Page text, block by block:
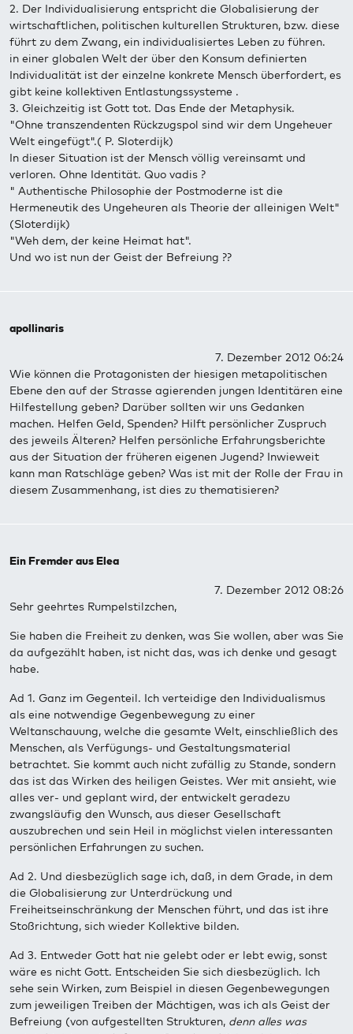
2. Der Individualisierung entspricht die Globalisierung der
wirtschaftlichen, politischen kulturellen Strukturen, bzw. diese
führt zu dem Zwang, ein individualisiertes Leben zu führen.
in einer globalen Welt der über den Konsum definierten
Individualität ist der einzelne konkrete Mensch überfordert, es
gibt keine kollektiven Entlastungssysteme .
3. Gleichzeitig ist Gott tot. Das Ende der Metaphysik.
"Ohne transzendenten Rückzugspol sind wir dem Ungeheuer
Welt eingefügt".( P. Sloterdijk)
In dieser Situation ist der Mensch völlig vereinsamt und
verloren. Ohne Identität. Quo vadis ?
" Authentische Philosophie der Postmoderne ist die
Hermeneutik des Ungeheuren als Theorie der alleinigen Welt"
(Sloterdijk)
"Weh dem, der keine Heimat hat".
Und wo ist nun der Geist der Befreiung ??
apollinaris
7. Dezember 2012 06:24
Wie können die Protagonisten der hiesigen metapolitischen
Ebene den auf der Strasse agierenden jungen Identitären eine
Hilfestellung geben? Darüber sollten wir uns Gedanken
machen. Helfen Geld, Spenden? Hilft persönlicher Zuspruch
des jeweils Älteren? Helfen persönliche Erfahrungsberichte
aus der Situation der früheren eigenen Jugend? Inwieweit
kann man Ratschläge geben? Was ist mit der Rolle der Frau in
diesem Zusammenhang, ist dies zu thematisieren?
Ein Fremder aus Elea
7. Dezember 2012 08:26
Sehr geehrtes Rumpelstilzchen,
Sie haben die Freiheit zu denken, was Sie wollen, aber was Sie
da aufgezählt haben, ist nicht das, was ich denke und gesagt
habe.
Ad 1. Ganz im Gegenteil. Ich verteidige den Individualismus
als eine notwendige Gegenbewegung zu einer
Weltanschauung, welche die gesamte Welt, einschließlich des
Menschen, als Verfügungs- und Gestaltungsmaterial
betrachtet. Sie kommt auch nicht zufällig zu Stande, sondern
das ist das Wirken des heiligen Geistes. Wer mit ansieht, wie
alles ver- und geplant wird, der entwickelt geradezu
zwangsläufig den Wunsch, aus dieser Gesellschaft
auszubrechen und sein Heil in möglichst vielen interessanten
persönlichen Erfahrungen zu suchen.
Ad 2. Und diesbezüglich sage ich, daß, in dem Grade, in dem
die Globalisierung zur Unterdrückung und
Freiheitseinschränkung der Menschen führt, und das ist ihre
Stoßrichtung, sich wieder Kollektive bilden.
Ad 3. Entweder Gott hat nie gelebt oder er lebt ewig, sonst
wäre es nicht Gott. Entscheiden Sie sich diesbezüglich. Ich
sehe sein Wirken, zum Beispiel in diesen Gegenbewegungen
zum jeweiligen Treiben der Mächtigen, was ich als Geist der
Befreiung (von aufgestellten Strukturen, denn alles was